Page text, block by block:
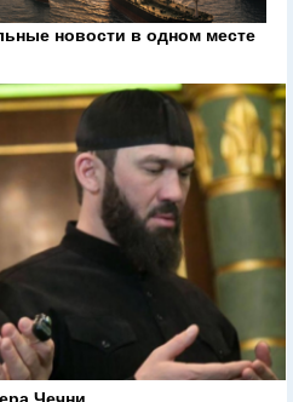
новости в одном месте